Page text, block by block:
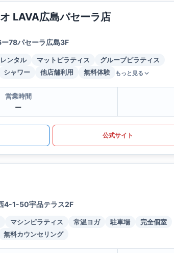
LAVA広島パセーラ店
78パセーラ広島3F
ンタル マットピラティス
グループピラティス
シャワー 他店舗利用 無料体験 もっと見る
営業時間
ー
公式サイト
4-1-50宇品テラス2F
マシンピラティス 常温ヨガ 駐車場
完全個室
無料カウンセリング